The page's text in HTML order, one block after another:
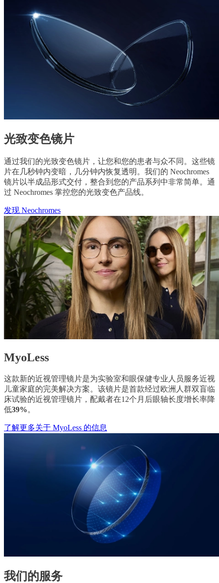
光致变色镜片
通过我们的光致变色镜片，让您和您的患者与众不同。这些镜
片在几秒钟内变暗，几分钟内恢复透明。我们的 Neochromes
镜片以半成品形式交付，整合到您的产品系列中非常简单。通
过 Neochromes 掌控您的光致变色产品线。
发现 Neochromes
MyoLess
这款新的近视管理镜片是为实验室和眼保健专业人员服务近视
儿童家庭的完美解决方案。该镜片是首款经过欧洲人群双盲临
床试验的近视管理镜片，配戴者在12个月后眼轴长度增长率降
低39%。
了解更多关于 MyoLess 的信息
我们的服务